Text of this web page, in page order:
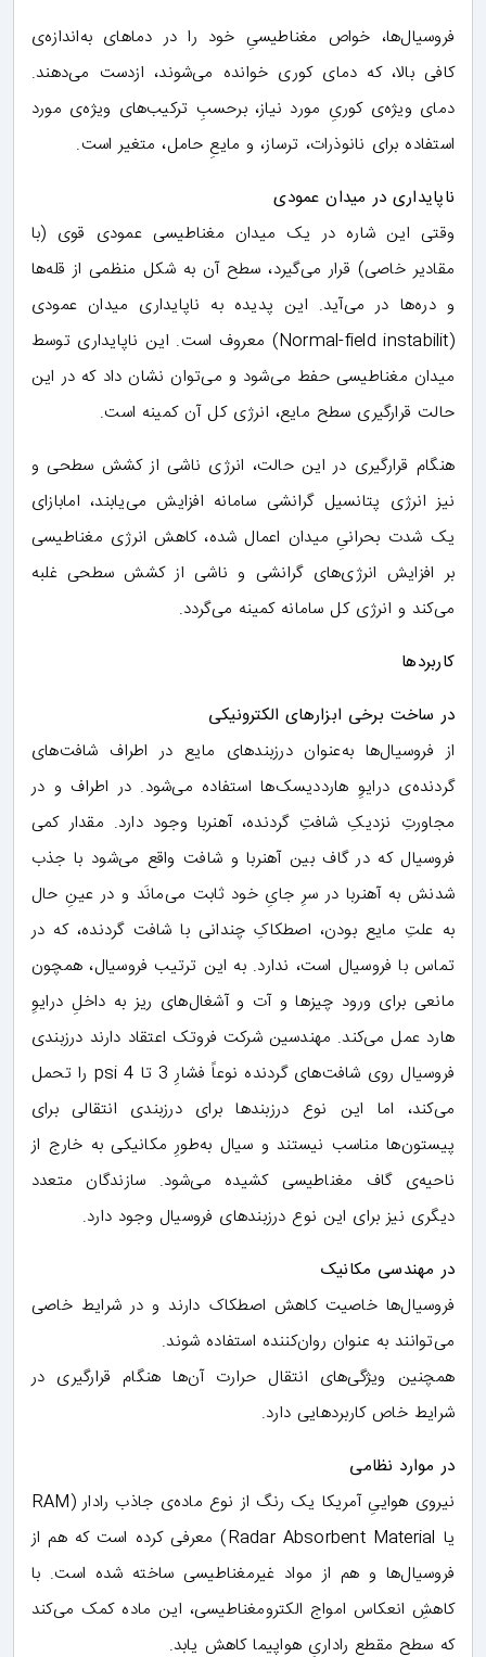
فروسیال‌ها، خواص مغناطیسیِ خود را در دماهای به‌اندازه‌ی
کافی بالا، که دمای کوری خوانده می‌شوند، ازدست می‌دهند.
دمای ویژه‌ی کوریِ مورد نیاز، برحسبِ ترکیب‌های ویژه‌ی مورد
استفاده برای نانوذرات، ترساز، و مایعِ حامل، متغیر است.
ناپایداری در میدان عمودی
وقتی این شاره در یک میدان مغناطیسی عمودی قوی (با
مقادیر خاصی) قرار می‌گیرد، سطح آن به شکل منظمی از قله‌ها
و دره‌ها در می‌آید. این پدیده به ناپایداری میدان عمودی
(Normal-field instabilit) معروف است. این ناپایداری توسط
میدان مغناطیسی حفط می‌شود و می‌توان نشان داد که در این
حالت قرارگیری سطح مایع، انرژی کل آن کمینه است.
هنگام قرارگیری در این حالت، انرژی ناشی از کشش سطحی و
نیز انرژی پتانسیل گرانشی سامانه افزایش می‌یابند، امابازای
یک شدت بحرانیِ میدان اعمال شده، کاهش انرژی مغناطیسی
بر افزایش انرژی‌های گرانشی و ناشی از کشش سطحی غلبه
می‌کند و انرژی کل سامانه کمینه می‌گردد.
کاربردها
در ساخت برخی ابزارهای الکترونیکی
از فروسیال‌ها به‌عنوان درزبندهای مایع در اطراف شافت‌های
گردنده‌ی درایوِ هارددیسک‌ها استفاده می‌شود. در اطراف و در
مجاورتِ نزدیکِ شافتِ گردنده، آهنربا وجود دارد. مقدار کمی
فروسیال که در گاف بین آهنربا و شافت واقع می‌شود با جذب
شدنش به آهنربا در سرِ جایِ خود ثابت می‌مانَد و در عینِ حال
به علتِ مایع بودن، اصطکاکِ چندانی با شافت گردنده، که در
تماس با فروسیال است، ندارد. به این ترتیب فروسیال، همچون
مانعی برای ورود چیزها و آت و آشغال‌های ریز به داخلِ درایوِ
هارد عمل می‌کند. مهندسین شرکت فروتک اعتقاد دارند درزبندی
فروسیال روی شافت‌های گردنده نوعاً فشارِ 3 تا 4 psi را تحمل
می‌کند، اما این نوع درزبندها برای درزبندی انتقالی برای
پیستون‌ها مناسب نیستند و سیال به‌طورِ مکانیکی به خارج از
ناحیه‌ی گاف مغناطیسی کشیده می‌شود. سازندگان متعدد
دیگری نیز برای این نوع درزبندهای فروسیال وجود دارد.
در مهندسی مکانیک
فروسیال‌ها خاصیت کاهش اصطکاک دارند و در شرایط خاصی
می‌توانند به عنوان روان‌کننده استفاده شوند.
همچنین ویژگی‌های انتقال حرارت آن‌ها هنگام قرارگیری در
شرایط خاص کاربردهایی دارد.
در موارد نظامی
نیروی هواییِ آمریکا یک رنگ از نوع ماده‌ی جاذب رادار (RAM
یا Radar Absorbent Material) معرفی کرده است که هم از
فروسیال‌ها و هم از مواد غیرمغناطیسی ساخته شده است. با
کاهشِ انعکاس امواج الکترومغناطیسی، این ماده کمک می‌کند
که سطحِ مقطعِ راداریِ هواپیما کاهش یابد.